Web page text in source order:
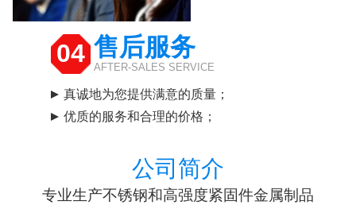
04 售后服务
AFTER-SALES SERVICE
真诚地为您提供满意的质量；
优质的服务和合理的价格；
公司简介
专业生产不锈钢和高强度紧固件金属制品